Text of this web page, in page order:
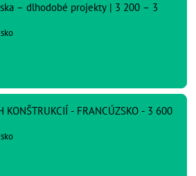
– dlhodobé projekty | 3 200 – 3
KONŠTRUKCIÍ - FRANCÚZSKO - 3 600